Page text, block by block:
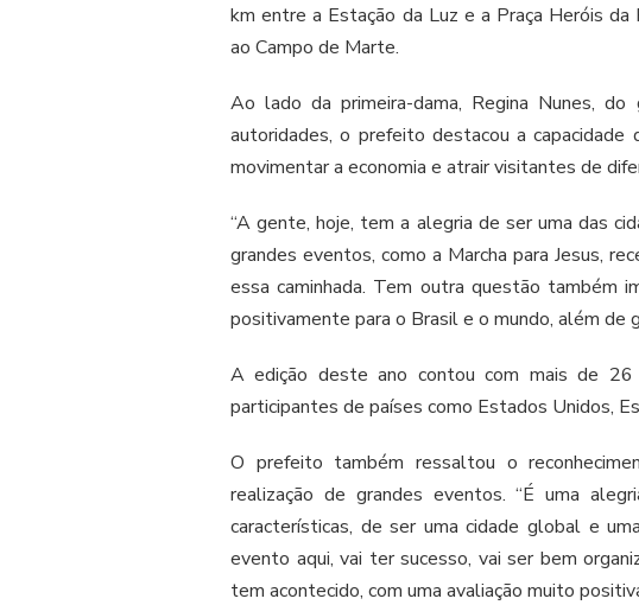
km entre a Estação da Luz e a Praça Heróis da
ao Campo de Marte.
Ao lado da primeira-dama, Regina Nunes,
autoridades, o prefeito destacou a
movimentar a economia e atrair visitantes de
“A gente, hoje, tem a alegria de ser uma das
grandes eventos, como a Marcha para Jesus,
essa caminhada. Tem outra questão também
positivamente para o Brasil e o mundo, além de
A edição deste ano contou com mais de
participantes de países como Estados Unidos,
O prefeito também ressaltou o
realização de grandes eventos. “É uma
características, de ser uma cidade global e
evento aqui, vai ter sucesso, vai ser bem
tem acontecido, com uma avaliação muito